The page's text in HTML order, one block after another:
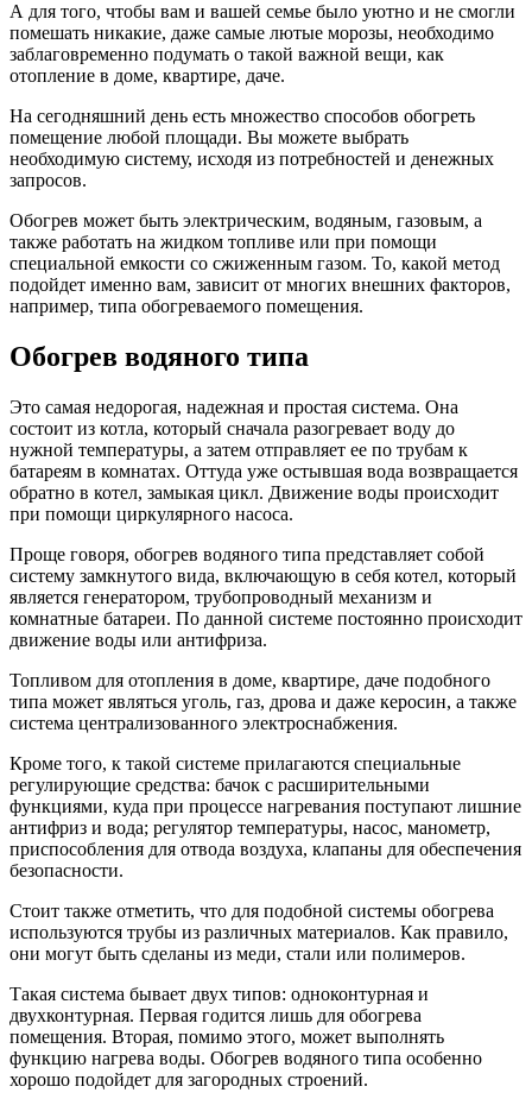
А для того, чтобы вам и вашей семье было уютно и не смогли
помешать никакие, даже самые лютые морозы, необходимо
заблаговременно подумать о такой важной вещи, как
отопление в доме, квартире, даче.
На сегодняшний день есть множество способов обогреть
помещение любой площади. Вы можете выбрать
необходимую систему, исходя из потребностей и денежных
запросов.
Обогрев может быть электрическим, водяным, газовым, а
также работать на жидком топливе или при помощи
специальной емкости со сжиженным газом. То, какой метод
подойдет именно вам, зависит от многих внешних факторов,
например, типа обогреваемого помещения.
Обогрев водяного типа
Это самая недорогая, надежная и простая система. Она
состоит из котла, который сначала разогревает воду до
нужной температуры, а затем отправляет ее по трубам к
батареям в комнатах. Оттуда уже остывшая вода возвращается
обратно в котел, замыкая цикл. Движение воды происходит
при помощи циркулярного насоса.
Проще говоря, обогрев водяного типа представляет собой
систему замкнутого вида, включающую в себя котел, который
является генератором, трубопроводный механизм и
комнатные батареи. По данной системе постоянно происходит
движение воды или антифриза.
Топливом для отопления в доме, квартире, даче подобного
типа может являться уголь, газ, дрова и даже керосин, а также
система централизованного электроснабжения.
Кроме того, к такой системе прилагаются специальные
регулирующие средства: бачок с расширительными
функциями, куда при процессе нагревания поступают лишние
антифриз и вода; регулятор температуры, насос, манометр,
приспособления для отвода воздуха, клапаны для обеспечения
безопасности.
Стоит также отметить, что для подобной системы обогрева
используются трубы из различных материалов. Как правило,
они могут быть сделаны из меди, стали или полимеров.
Такая система бывает двух типов: одноконтурная и
двухконтурная. Первая годится лишь для обогрева
помещения. Вторая, помимо этого, может выполнять
функцию нагрева воды. Обогрев водяного типа особенно
хорошо подойдет для загородных строений.